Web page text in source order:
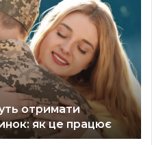
отримати
як це працює